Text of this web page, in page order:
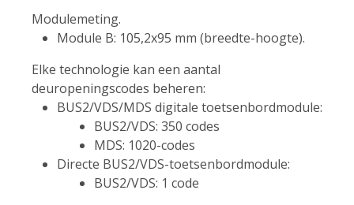
Modulemeting.
Module B: 105,2x95 mm (breedte-hoogte).
Elke technologie kan een aantal
deuropeningscodes beheren:
BUS2/VDS/MDS digitale toetsenbordmodule:
BUS2/VDS: 350 codes
MDS: 1020-codes
Directe BUS2/VDS-toetsenbordmodule:
BUS2/VDS: 1 code